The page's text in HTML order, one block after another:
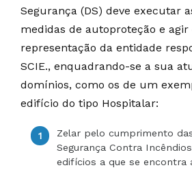
Segurança (DS) deve executar
medidas de autoproteção e agir
representação da entidade
SCIE., enquadrando-se a sua
domínios, como os de um
edifício do tipo Hospitalar:
Zelar pelo cumprimento
Segurança Contra
edifícios a que se encontra